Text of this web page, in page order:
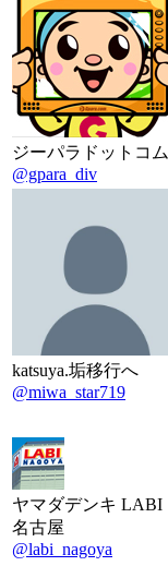
ジーパラドットコム
@gpara_div
katsuya.垢移行へ
@miwa_star719
ヤマダデンキ LABI
名古屋
@labi_nagoya